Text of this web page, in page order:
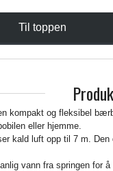
Til toppen
kompakt og fleksibel
eller hjemme.
kald luft opp til 7 m. Den
vann fra springen for